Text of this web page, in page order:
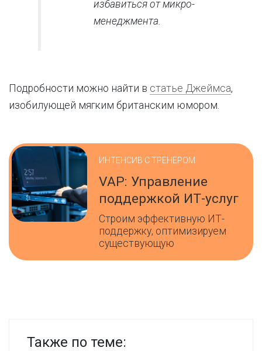
избавиться от микро-
менеджмента.
Подробности можно найти в статье Джеймса,
изобилующей мягким британским юмором.
ИНТЕНСИВ С ТРЕНЕРОМ
VAP: Управление
поддержкой ИТ-услуг
Строим эффективную ИТ-
поддержку, оптимизируем
существующую
Также по теме: